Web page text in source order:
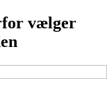
vælger